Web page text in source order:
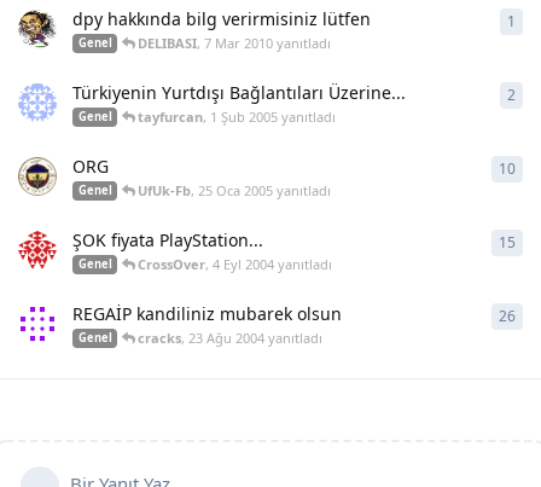
dpy hakkında bilg verirmisiniz lütfen
Genel DELIBASI,7 Mar 2010 yanıtladı
1
Türkiyenin Yurtdışı Bağlantıları Üzerine...
Genel tayfurcan, 1 Şub 2005 yanıtladı
2
ORG
Genel UfUk-Fb,25 Oca 2005 yanıtladı
10
ŞOK fiyata PlayStation...
Genel CrossOver,4 Eyl 2004 yanıtladı
15
REGAİP kandiliniz mubarek olsun
Genel cracks,23 Ağu 2004 yanıtladı
26